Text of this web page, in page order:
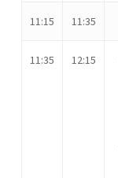
11:15 11:35
11:35 12:15